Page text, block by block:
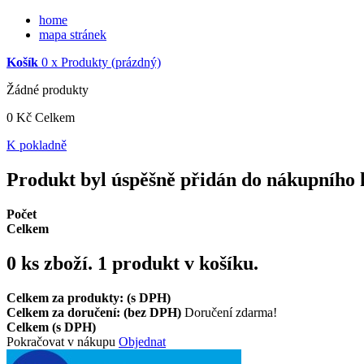
home
mapa stránek
Košík 0 x Produkty (prázdný)
Žádné produkty
0 Kč Celkem
K pokladně
Produkt byl úspěšně přidán do nákupního
Počet
Celkem
0 ks zboží. 1 produkt v košíku.
Celkem za produkty: (s DPH)
Celkem za doručení: (bez DPH) Doručení zdarma!
Celkem (s DPH)
Pokračovat v nákupu Objednat